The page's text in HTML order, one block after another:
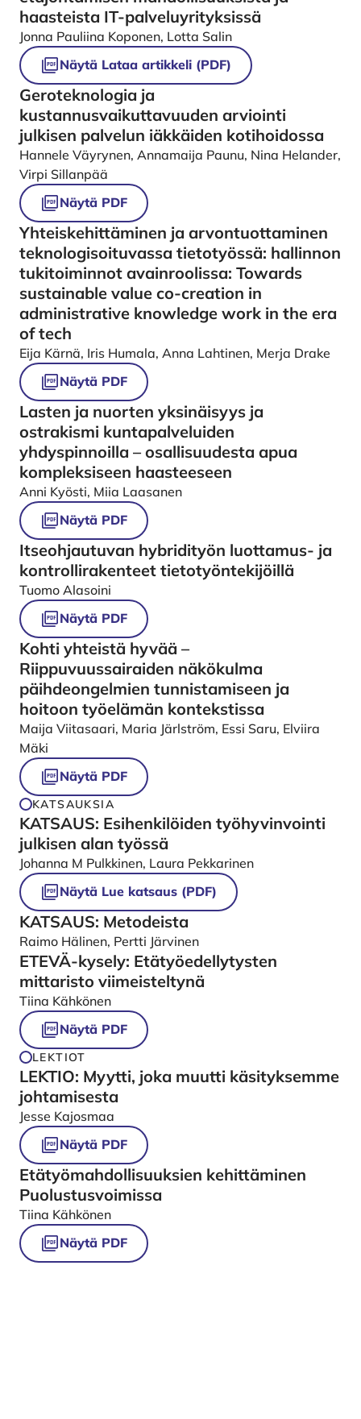
haasteista IT-palveluyrityksissä
Jonna Pauliina Koponen, Lotta Salin
Näytä Lataa artikkeli (PDF)
Geroteknologia ja
kustannusvaikuttavuuden arviointi
julkisen palvelun iäkkäiden kotihoidossa
Hannele Väyrynen, Annamaija Paunu, Nina Helander,
Virpi Sillanpää
Näytä PDF
Yhteiskehittäminen ja arvontuottaminen
teknologisoituvassa tietotyössä: hallinnon
tukitoiminnot avainroolissa: Towards
sustainable value co-creation in
administrative knowledge work in the era
of tech
Eija Kärnä, Iris Humala, Anna Lahtinen, Merja Drake
Näytä PDF
Lasten ja nuorten yksinäisyys ja
ostrakismi kuntapalveluiden
yhdyspinnoilla – osallisuudesta apua
kompleksiseen haasteeseen
Anni Kyösti, Miia Laasanen
Näytä PDF
Itseohjautuvan hybridityön luottamus- ja
kontrollirakenteet tietotyöntekijöillä
Tuomo Alasoini
Näytä PDF
Kohti yhteistä hyvää –
Riippuvuussairaiden näkökulma
päihdeongelmien tunnistamiseen ja
hoitoon työelämän kontekstissa
Maija Viitasaari, Maria Järlström, Essi Saru, Elviira
Mäki
Näytä PDF
KATSAUKSIA
KATSAUS: Esihenkilöiden työhyvinvointi
julkisen alan työssä
Johanna M Pulkkinen, Laura Pekkarinen
Näytä Lue katsaus (PDF)
KATSAUS: Metodeista
Raimo Hälinen, Pertti Järvinen
ETEVÄ-kysely: Etätyöedellytysten
mittaristo viimeisteltynä
Tiina Kähkönen
Näytä PDF
LEKTIOT
LEKTIO: Myytti, joka muutti käsityksemme
johtamisesta
Jesse Kajosmaa
Näytä PDF
Etätyömahdollisuuksien kehittäminen
Puolustusvoimissa
Tiina Kähkönen
Näytä PDF